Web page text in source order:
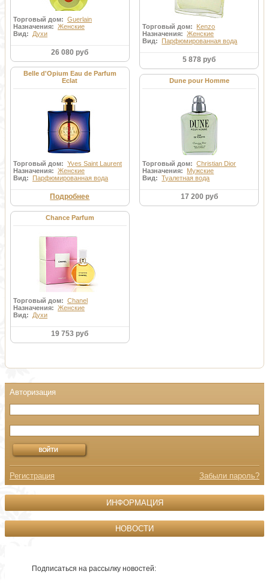
Торговый дом: Guerlain
Назначения: Женские
Вид: Духи
26 080 руб
Торговый дом: Kenzo
Назначения:Женские
Вид: Парфюмированная вода
5 878 руб
Belle d'Opium Eau de Parfum
Eclat
Торговый дом: Yves Saint Laurent
Назначения: Женские
Вид: Парфюмированная вода
Подробнее
Dune pour Homme
Торговый дом:Christian Dior
Назначения: Мужские
Вид:Туалетная вода
17 200 руб
Chance Parfum
Торговый дом: Chanel
Назначения: Женские
Вид: Духи
19 753 руб
Регистрация Забыли пароль?
ИНФОРМАЦИЯ
НОВОСТИ
Подписаться на рассылку новостей: